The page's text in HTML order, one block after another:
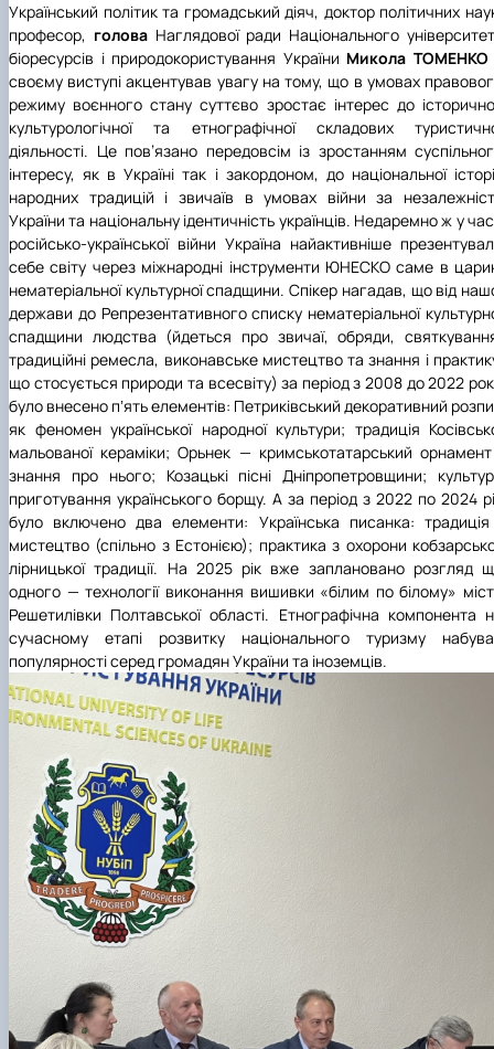
Український політик та громадський діяч, доктор політичних
професор, голова Наглядової ради Національного
біоресурсів і природокористування України Микола ТОМЕНКО
своєму виступі акцентував увагу на тому, що в умовах
режиму воєнного стану суттєво зростає інтерес до
культурологічної та етнографічної складових
діяльності. Це пов’язано передовсім із зростанням
інтересу, як в Україні так і закордоном, до національної
народних традицій і звичаїв в умовах війни за
України та національну ідентичність українців. Недаремно ж у
російсько-української війни Україна найактивніше
себе світу через міжнародні інструменти ЮНЕСКО саме в
нематеріальної культурної спадщини. Спікер нагадав, що від
держави до Репрезентативного списку нематеріальної
спадщини людства (йдеться про звичаї, обряди,
традиційні ремесла, виконавське мистецтво та знання і
що стосується природи та всесвіту) за період з 2008 до 2022
було внесено пʼять елементів: Петриківський декоративний
як феномен української народної культури; традиція
мальованої кераміки; Орьнек — кримськотатарський орнамент
знання про нього; Козацькі пісні Дніпропетровщини;
приготування українського борщу. А за період з 2022 по 2024
було включено два елементи: Українська писанка: традиція
мистецтво (спільно з Естонією); практика з охорони
лірницької традиції. На 2025 рік вже заплановано розгляд
одного — технології виконання вишивки «білим по білому»
Решетилівки Полтавської області. Етнографічна компонента
сучасному етапі розвитку національного туризму
популярності серед громадян України та іноземців.